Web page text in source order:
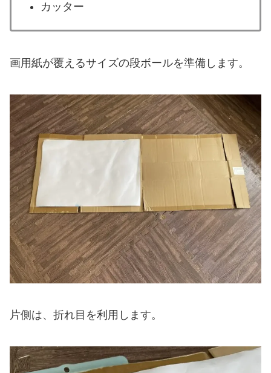
カッター
画用紙が覆えるサイズの段ボールを準備します。
片側は、折れ目を利用します。